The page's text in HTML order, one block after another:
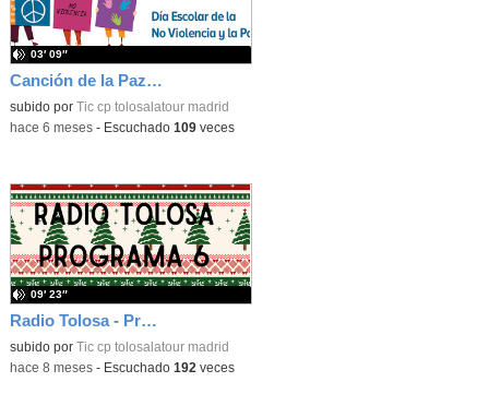
Canción de la Paz 2026
subido por Tic cp tolosalatour madrid
03′ 09″
-hace 6 meses- Escuchado 109veces
Radio Tolosa - Programa 6
subido por Tic cp tolosalatour madrid
09′ 23″
-hace 8 meses- Escuchado 192veces